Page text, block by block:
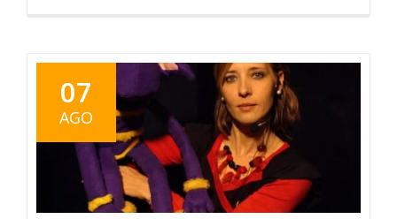
EN
ESTABLECIMIENTO
EDUCATIVO
07
AGO